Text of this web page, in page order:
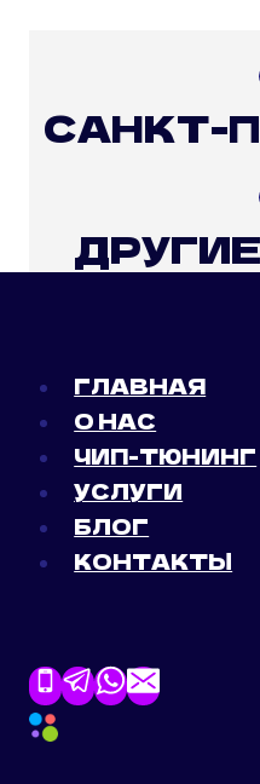
САНКТ-
ГЛАВНАЯ
О НАС
ЧИП-ТЮНИНГ
УСЛУГИ
БЛОГ
КОНТАКТЫ